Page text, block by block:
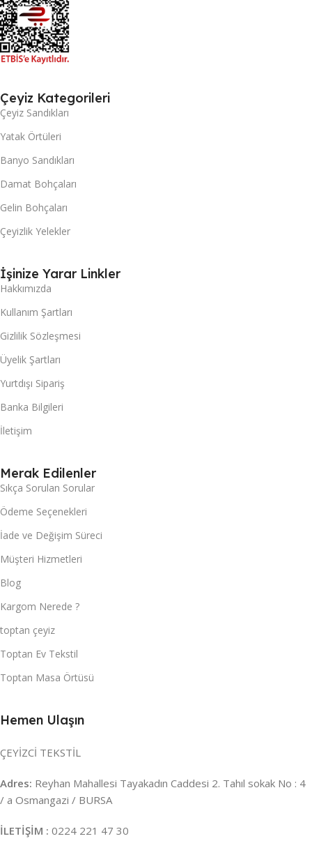
Çeyiz Kategorileri
Çeyiz Sandıkları
Yatak Örtüleri
Banyo Sandıkları
Damat Bohçaları
Gelin Bohçaları
Çeyizlik Yelekler
İşinize Yarar Linkler
Hakkımızda
Kullanım Şartları
Gizlilik Sözleşmesi
Üyelik Şartları
Yurtdışı Sipariş
Banka Bilgileri
İletişim
Merak Edilenler
Sıkça Sorulan Sorular
Ödeme Seçenekleri
İade ve Değişim Süreci
Müşteri Hizmetleri
Blog
Kargom Nerede ?
toptan çeyiz
Toptan Ev Tekstil
Toptan Masa Örtüsü
Hemen Ulaşın
ÇEYİZCİ TEKSTİL
Adres: Reyhan Mahallesi Tayakadın Caddesi 2. Tahıl sokak No : 4
/ a Osmangazi / BURSA
İLETİŞİM : 0224 221 47 30